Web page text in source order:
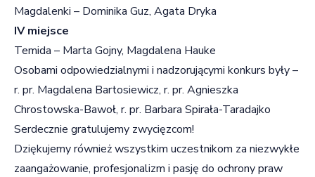
Magdalenki – Dominika Guz, Agata Dryka
IV miejsce
Temida – Marta Gojny, Magdalena Hauke
Osobami odpowiedzialnymi i nadzorującymi konkurs były –
r. pr. Magdalena Bartosiewicz, r. pr. Agnieszka
Chrostowska-Bawoł, r. pr. Barbara Spirała-Taradajko
Serdecznie gratulujemy zwycięzcom!
Dziękujemy również wszystkim uczestnikom za niezwykłe
zaangażowanie, profesjonalizm i pasję do ochrony praw